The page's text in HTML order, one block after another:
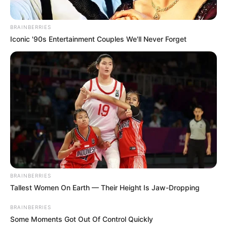
BUSCAR
DESTAQUES
FACEBOOK
DESTAQUES DA SEMANA
BRAINBERRIES
Iconic '90s Entertainment Couples We'll Never Forget
BRAINBERRIES
Tallest Women On Earth — Their Height Is Jaw-Dropping
BRAINBERRIES
Some Moments Got Out Of Control Quickly